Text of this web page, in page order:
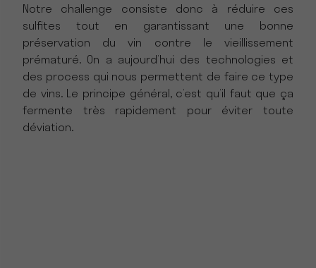
Notre challenge consiste donc à réduire ces
sulfites tout en garantissant une bonne
préservation du vin contre le vieillissement
prématuré. On a aujourd’hui des technologies et
des process qui nous permettent de faire ce type
de vins. Le principe général, c’est qu’il faut que ça
fermente très rapidement pour éviter toute
déviation.